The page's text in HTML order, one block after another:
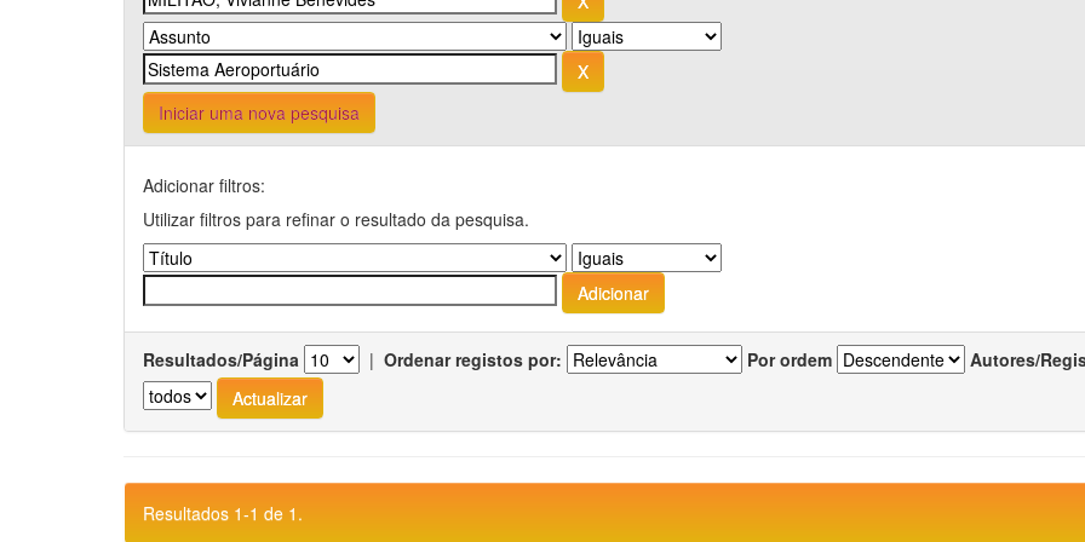
Iniciar uma nova pesquisa
Adicionar filtros:
Utilizar filtros para refinar o resultado da pesquisa.
Resultados/Página | Ordenar registos por: Por ordem Autores/
Resultados 1-1 de 1.